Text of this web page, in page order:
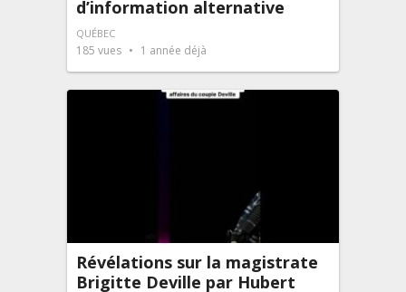
d’information alternative
QUÉBEC
185 vues 1 année déjà
Révélations sur la magistrate
Brigitte Deville par Hubert